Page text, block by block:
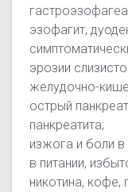
эзофагит,
эрозии
желудочно-
острый
панкреатита;
изжога и боли в
в питании,
никотина, кофе,